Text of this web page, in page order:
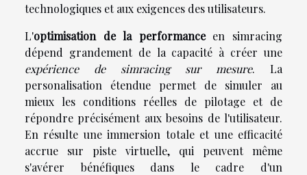
technologiques et aux exigences des utilisateurs.
L'optimisation de la performanceen simracing
dépend grandement de la capacité à créer une
expérience de simracing sur mesure. La
personalisation étendue permet de simuler au
mieux les conditions réelles de pilotage et de
répondre précisément aux besoins de l'utilisateur.
En résulte une immersion totale et une efficacité
accrue sur piste virtuelle, qui peuvent même
s'avérer bénéfiques dans le cadre d'un